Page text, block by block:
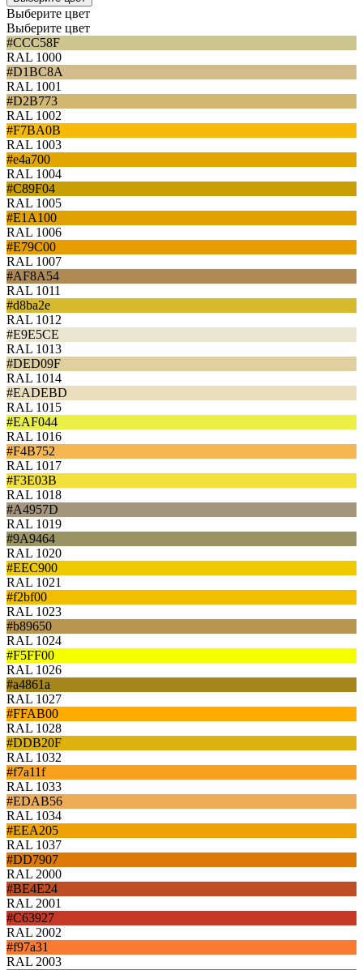
Выберите цвет
Выберите цвет
#CCC58F
RAL 1000
#D1BC8A
RAL 1001
#D2B773
RAL 1002
#F7BA0B
RAL 1003
#e4a700
RAL 1004
#C89F04
RAL 1005
#E1A100
RAL 1006
#E79C00
RAL 1007
#AF8A54
RAL 1011
#d8ba2e
RAL 1012
#E9E5CE
RAL 1013
#DED09F
RAL 1014
#EADEBD
RAL 1015
#EAF044
RAL 1016
#F4B752
RAL 1017
#F3E03B
RAL 1018
#A4957D
RAL 1019
#9A9464
RAL 1020
#EEC900
RAL 1021
#f2bf00
RAL 1023
#b89650
RAL 1024
#F5FF00
RAL 1026
#a4861a
RAL 1027
#FFAB00
RAL 1028
#DDB20F
RAL 1032
#f7a11f
RAL 1033
#EDAB56
RAL 1034
#EEA205
RAL 1037
#DD7907
RAL 2000
#BE4E24
RAL 2001
#C63927
RAL 2002
#f97a31
RAL 2003